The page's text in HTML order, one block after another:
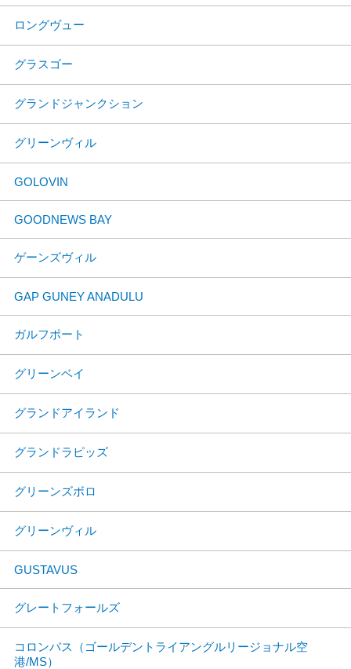
ロングヴュー
グラスゴー
グランドジャンクション
グリーンヴィル
GOLOVIN
GOODNEWS BAY
ゲーンズヴィル
GAP GUNEY ANADULU
ガルフポート
グリーンベイ
グランドアイランド
グランドラピッズ
グリーンズボロ
グリーンヴィル
GUSTAVUS
グレートフォールズ
コロンバス（ゴールデントライアングルリージョナル空
港/MS）